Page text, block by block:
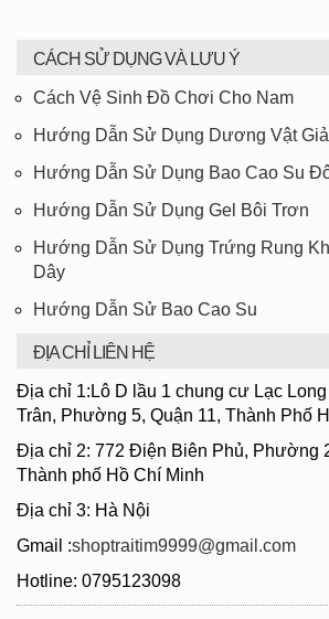
CÁCH SỬ DỤNG VÀ LƯU Ý
Cách Vệ Sinh Đồ Chơi Cho Nam
Hướng Dẫn Sử Dụng Dương Vật Giả
Hướng Dẫn Sử Dụng Bao Cao Su
Hướng Dẫn Sử Dụng Gel Bôi Trơn
Hướng Dẫn Sử Dụng Trứng Rung
Dây
Hướng Dẫn Sử Bao Cao Su
ĐỊA CHỈ LIÊN HỆ
Địa chỉ 1:Lô D lầu 1 chung cư Lạc
Trân, Phường 5, Quận 11, Thành Phố
Địa chỉ 2: 772 Điện Biên Phủ, Phường
Thành phố Hồ Chí Minh
Địa chỉ 3: Hà Nội
Gmail :shoptraitim9999@gmail.com
Hotline: 0795123098